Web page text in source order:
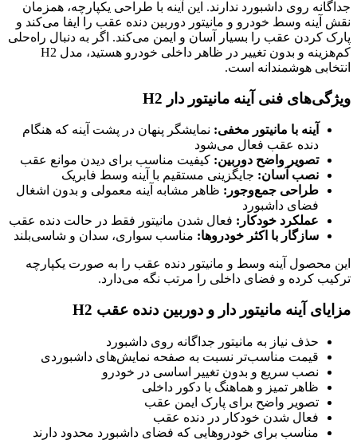
جداگانه روی داشبورد ندارند. این آینه با طراحی یکپارچه، همزمان
نقش آینه وسط خودرو و مانیتور دوربین دنده عقب را ایفا می‌کند و
پارک کردن عقب را بسیار آسان و ایمن می‌کند. اگر به دنبال راه‌حلی
کم‌هزینه و بدون تغییر در ظاهر داخلی خودرو هستید، مدل H2
انتخابی هوشمندانه است.
ویژگی‌های فنی آینه مانیتور دار H2
آینه با مانیتور مخفی: نمایشگر پنهان در پشت آینه که هنگام
دنده عقب فعال می‌شود
تصویر واضح دوربین: کیفیت مناسب برای دیدن موانع عقب
نصب آسان: جایگزینی مستقیم با آینه وسط فابریک
طراحی جمع‌وجور: ظاهر مشابه آینه معمولی و بدون اشغال
فضای داشبورد
عملکرد خودکار: فعال شدن مانیتور فقط در حالت دنده عقب
سازگار با اکثر خودروها: مناسب سواری، سدان و شاسی‌بلند
این محصول آینه وسط و مانیتور دنده عقب را به صورت یکپارچه
ترکیب کرده و فضای داخلی را مرتب نگه می‌دارد.
مزایای آینه مانیتور دار و دوربین دنده عقب H2
حذف نیاز به مانیتور جداگانه روی داشبورد
قیمت مناسب‌تر نسبت به صفحه نمایش‌های داشبوردی
نصب سریع و بدون تغییر اساسی در خودرو
ظاهر تمیز و هماهنگ با دکور داخلی
تصویر واضح برای پارک ایمن عقب
فعال شدن خودکار در دنده عقب
مناسب برای خودروهایی که فضای داشبورد محدود دارند